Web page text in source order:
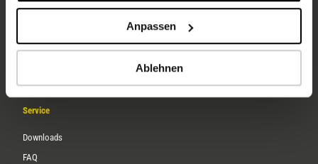
Anpassen
Ablehnen
Über uns
Service
Downloads
FAQ